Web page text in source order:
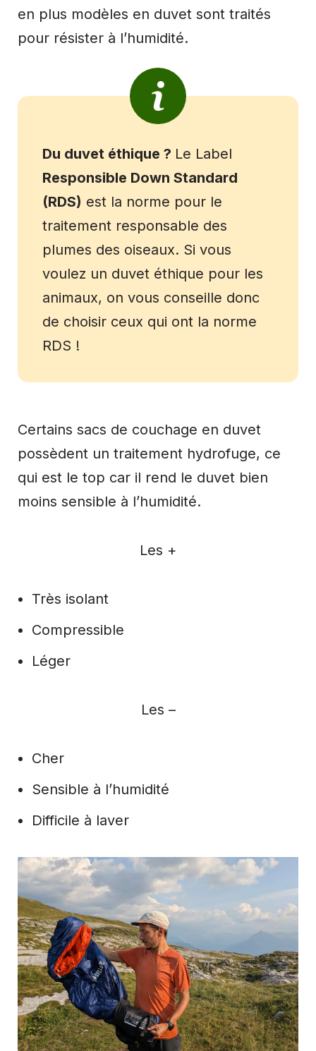
en plus modèles en duvet sont traités
pour résister à l’humidité.
Du duvet éthique ? Le Label
Responsible Down Standard
(RDS) est la norme pour le
traitement responsable des
plumes des oiseaux. Si vous
voulez un duvet éthique pour les
animaux, on vous conseille donc
de choisir ceux qui ont la norme
RDS !
Certains sacs de couchage en duvet
possèdent un traitement hydrofuge, ce
qui est le top car il rend le duvet bien
moins sensible à l’humidité.
Les +
Très isolant
Compressible
Léger
Les –
Cher
Sensible à l’humidité
Difficile à laver